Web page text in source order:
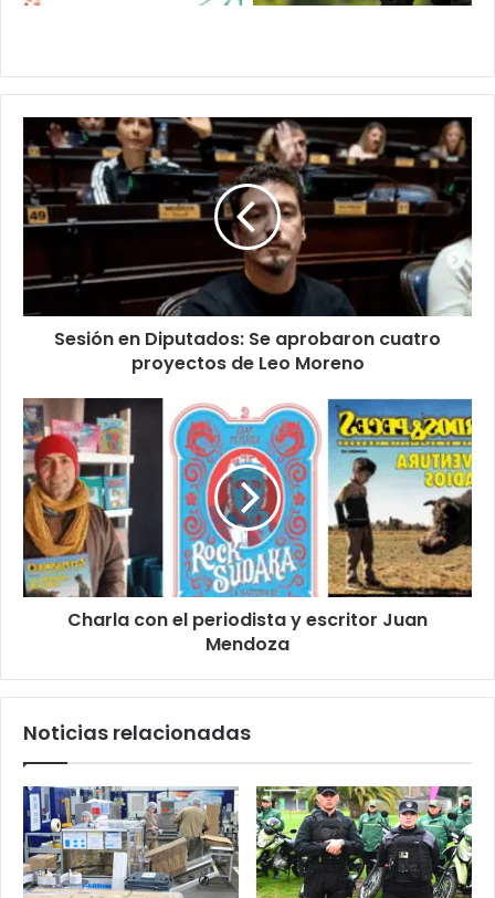
Sesión en Diputados: Se aprobaron cuatro
proyectos de Leo Moreno
Charla con el periodista y escritor Juan
Mendoza
Noticias relacionadas